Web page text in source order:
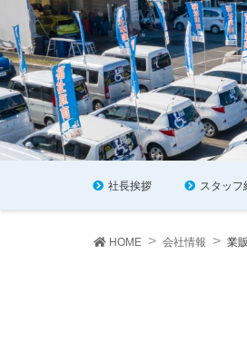
社長挨拶 スタッフ
HOME 会社情報 業